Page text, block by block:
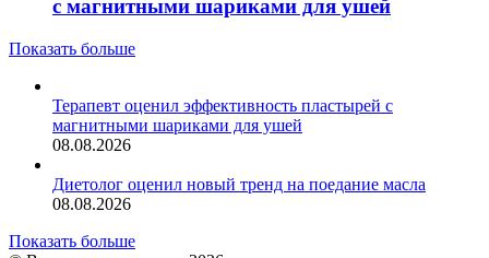
с магнитными шариками для ушей
Показать больше
Терапевт оценил эффективность пластырей с
магнитными шариками для ушей
08.08.2026
Диетолог оценил новый тренд на поедание масла
08.08.2026
Показать больше